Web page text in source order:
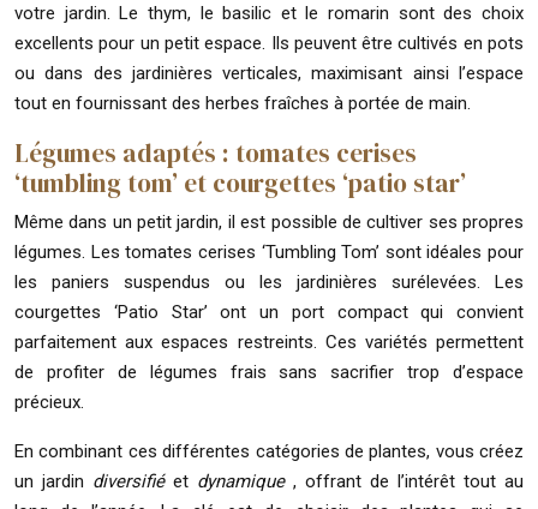
votre jardin. Le thym, le basilic et le romarin sont des choix
excellents pour un petit espace. Ils peuvent être cultivés en pots
ou dans des jardinières verticales, maximisant ainsi l’espace
tout en fournissant des herbes fraîches à portée de main.
Légumes adaptés : tomates cerises
‘tumbling tom’ et courgettes ‘patio star’
Même dans un petit jardin, il est possible de cultiver ses propres
légumes. Les tomates cerises ‘Tumbling Tom’ sont idéales pour
les paniers suspendus ou les jardinières surélevées. Les
courgettes ‘Patio Star’ ont un port compact qui convient
parfaitement aux espaces restreints. Ces variétés permettent
de profiter de légumes frais sans sacrifier trop d’espace
précieux.
En combinant ces différentes catégories de plantes, vous créez
un jardin diversifié et dynamique , offrant de l’intérêt tout au